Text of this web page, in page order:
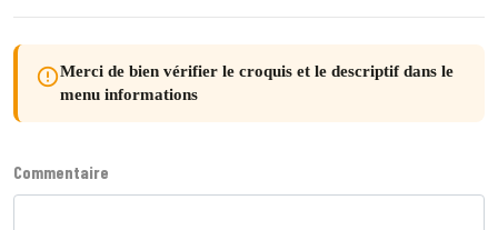
error_outlineMerci de bien vérifier le croquis et le descriptif dans le
menu informations
Commentaire